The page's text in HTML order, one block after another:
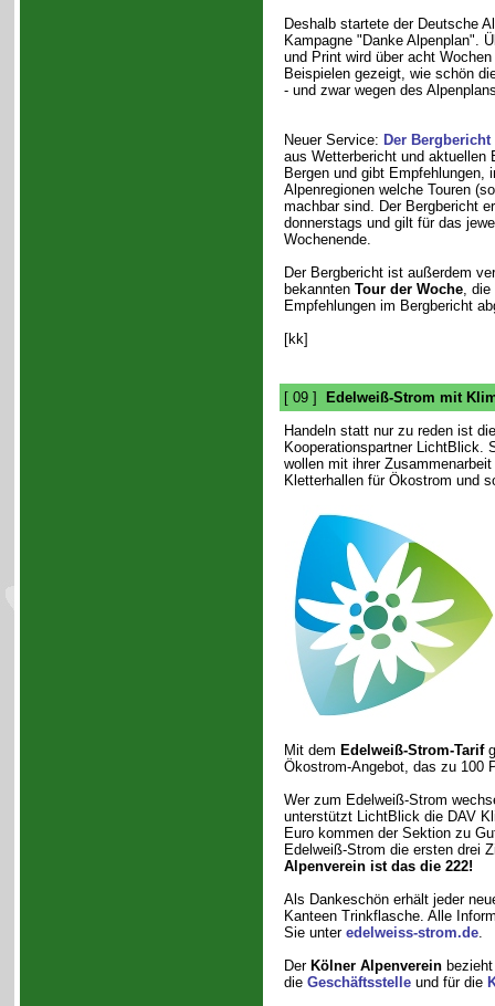
Deshalb startete der Deutsche
Kampagne "Danke Alpenplan".
und Print wird über acht
Beispielen gezeigt, wie schön
- und zwar wegen des
Neuer Service: Der Bergbericht
aus Wetterbericht und aktuellen
Bergen und gibt Empfehlungen,
Alpenregionen welche Touren
machbar sind. Der Bergbericht
donnerstags und gilt für das
Wochenende.
Der Bergbericht ist außerdem
bekannten Tour der Woche, die
Empfehlungen im Bergbericht
[kk]
[ 09 ]
Edelweiß-Strom mit
Handeln statt nur zu reden ist
Kooperationspartner LichtBlick.
wollen mit ihrer
Kletterhallen für Ökostrom und
Mit dem Edelweiß-Strom-Tarif
Ökostrom-Angebot, das zu 100
Wer zum Edelweiß-Strom
unterstützt LichtBlick die DAV
Euro kommen der Sektion zu
Edelweiß-Strom die ersten drei
Alpenverein ist das die 222!
Als Dankeschön erhält jeder
Kanteen Trinkflasche. Alle
Sie unter edelweiss-strom.de.
Der Kölner Alpenvereinbezieht
die Geschäftsstelleund für die